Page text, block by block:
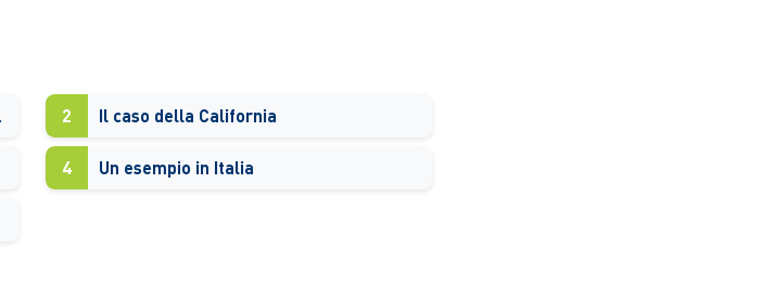
2 Il caso della California
4 Un esempio in Italia